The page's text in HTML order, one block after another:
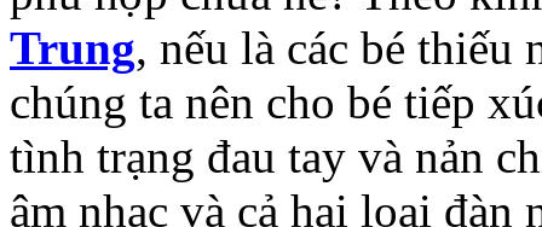
Trung, nếu là các bé thiếu
chúng ta nên cho bé tiếp
tình trạng đau tay và nản
âm nhạc và cả hai loại